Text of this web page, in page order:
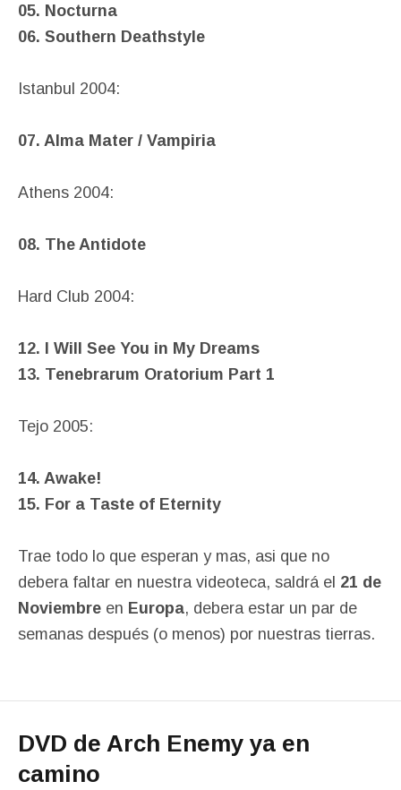
05. Nocturna
06. Southern Deathstyle
Istanbul 2004:
07. Alma Mater / Vampiria
Athens 2004:
08. The Antidote
Hard Club 2004:
12. I Will See You in My Dreams
13. Tenebrarum Oratorium Part 1
Tejo 2005:
14. Awake!
15. For a Taste of Eternity
Trae todo lo que esperan y mas, asi que no
debera faltar en nuestra videoteca, saldrá el 21 de
Noviembre en Europa, debera estar un par de
semanas después (o menos) por nuestras tierras.
DVD de Arch Enemy ya en
camino